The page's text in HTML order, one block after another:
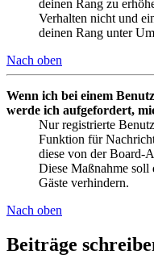
deinen Rang zu
Verhalten nicht und
deinen Rang unter
Nach oben
Wenn ich bei einem
werde ich aufgefordert,
Nur registrierte
Funktion für
diese von der Board-
Diese Maßnahme soll
Gäste verhindern.
Nach oben
Beiträge